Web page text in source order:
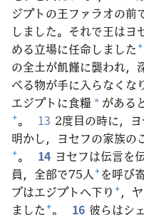
ジプトの王ファラオの前
しました。それで王はヨ
める立場に任命しました+
の全土が飢饉に襲われ，
べる物が手に入らなくな
エジプトに食糧 * がある
+。 13 2度目の時に，
明かし，ヨセフの家族の
+。 14 ヨセフは伝言を
員，全部で75人+を呼び
ブはエジプトへ下り +，
ました+。 16 彼らはシ